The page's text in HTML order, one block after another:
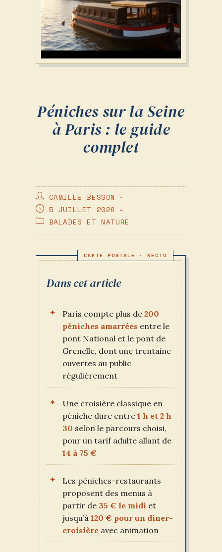
Péniches sur la Seine
à Paris : le guide
complet
AUTEUR/AUTRICE
DE
LA
PUBLICATION :
CAMILLE BESSON
PUBLICATION
PUBLIÉE :
5 JUILLET 2026
POSTBALADES ET NATURE
Dans cet article
Paris compte plus de 200
péniches amarrées entre le
pont National et le pont de
Grenelle, dont une trentaine
ouvertes au public
régulièrement
Une croisière classique en
péniche dure entre 1 h et 2 h
30 selon le parcours choisi,
pour un tarif adulte allant de
14 à 75 €
Les péniches-restaurants
proposent des menus à
partir de 35 € le midi et
jusqu’à 120 € pour un dîner-
croisière avec animation